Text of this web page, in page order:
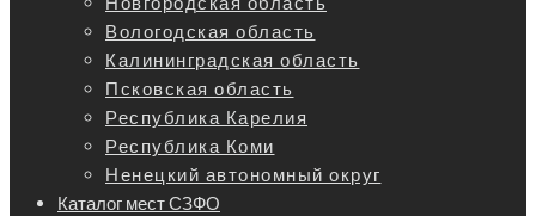
Вологодская область
Калининградская область
Псковская область
Республика Карелия
Республика Коми
Ненецкий автономный округ
Каталог мест СЗФО